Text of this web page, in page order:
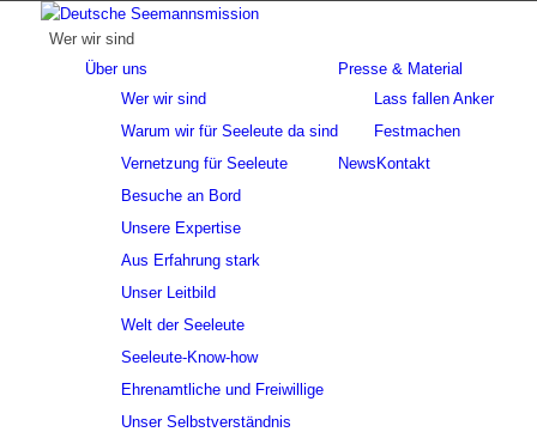
Wer wir sind
Über uns
Wer wir sind
Warum wir für Seeleute da sind
Vernetzung für Seeleute
Besuche an Bord
Unsere Expertise
Aus Erfahrung stark
Unser Leitbild
Welt der Seeleute
Seeleute-Know-how
Ehrenamtliche und Freiwillige
Unser Selbstverständnis
Presse & Material
Lass fallen Anker
Festmachen
News Kontakt